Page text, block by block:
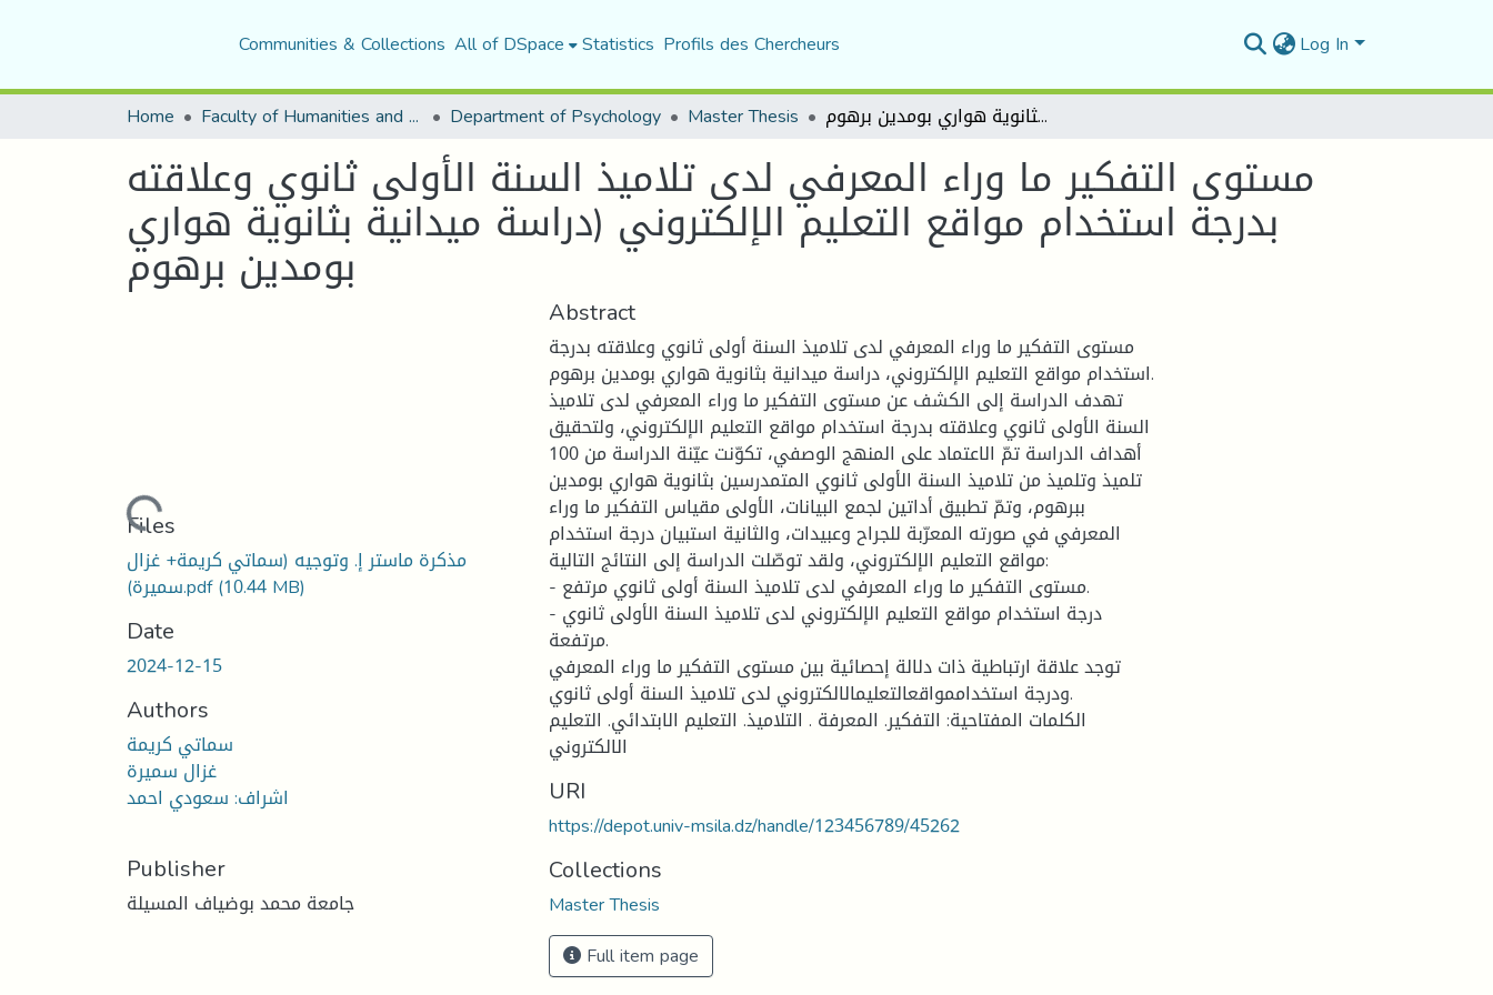
Communities & Collections All of DSpace Statistics Profils des Chercheurs Log In
Home Faculty of Humanities and Social Sciences Department of Psychology Master Thesis مستوى التفكير ما وراء المعرفي لدى تلاميذ السنة الأولى ثانوي وعلاقته بدرجة استخدام مواقع التعليم الإلكتروني (دراسة ميدانية بثانوية هواري بومدين برهوم
مستوى التفكير ما وراء المعرفي لدى تلاميذ السنة الأولى ثانوي وعلاقته
بدرجة استخدام مواقع التعليم الإلكتروني (دراسة ميدانية بثانوية هواري
بومدين برهوم
Loading...
Files
مذكرة ماستر إ. وتوجيه (سماتي كريمة+ غزال
سميرة).pdf(10.44 MB)
Date
2024-12-15
Authors
سماتي كريمة
غزال سميرة
اشراف: سعودي احمد
Publisher
جامعة محمد بوضياف المسيلة
Abstract
مستوى التفكير ما وراء المعرفي لدى تلاميذ السنة أولى ثانوي وعلاقته بدرجة
استخدام مواقع التعليم الإلكتروني، دراسة ميدانية بثانوية هواري بومدين برهوم.
تهدف الدراسة إلى الكشف عن مستوى التفكير ما وراء المعرفي لدى تلاميذ
السنة الأولى ثانوي وعلاقته بدرجة استخدام مواقع التعليم الإلكتروني، ولتحقيق
أهداف الدراسة تمّ الاعتماد على المنهج الوصفي، تكوّنت عيّنة الدراسة من 100
تلميذ وتلميذ من تلاميذ السنة الأولى ثانوي المتمدرسين بثانوية هواري بومدين
ببرهوم، وتمّ تطبيق أداتين لجمع البيانات، الأولى مقياس التفكير ما وراء
المعرفي في صورته المعرّبة للجراح وعبيدات، والثانية استبيان درجة استخدام
مواقع التعليم الإلكتروني، ولقد توصّلت الدراسة إلى النتائج التالية:
- مستوى التفكير ما وراء المعرفي لدى تلاميذ السنة أولى ثانوي مرتفع.
- درجة استخدام مواقع التعليم الإلكتروني لدى تلاميذ السنة الأولى ثانوي
مرتفعة.
توجد علاقة ارتباطية ذات دلالة إحصائية بين مستوى التفكير ما وراء المعرفي
ودرجة استخداممواقعالتعليمالالكتروني لدى تلاميذ السنة أولى ثانوي.
الكلمات المفتاحية: التفكير. المعرفة . التلاميذ. التعليم الابتدائي. التعليم
الالكتروني
URI
https://depot.univ-msila.dz/handle/123456789/45262
Collections
Master Thesis
Full item page